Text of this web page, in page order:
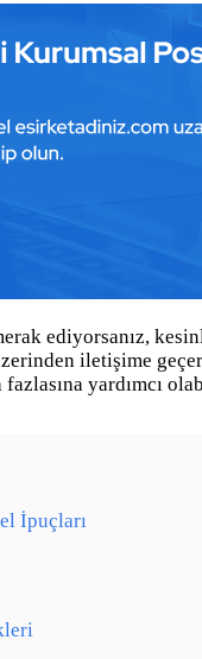
ediyorsanız,
iletişime
yardımcı
İpuçları